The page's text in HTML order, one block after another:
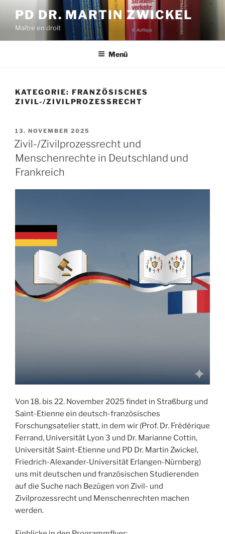
Inhalt
springen
PD DR. MARTIN ZWICKEL
Maître en droit
Menü
KATEGORIE: FRANZÖSISCHES
ZIVIL-/ZIVILPROZESSRECHT
VERÖFFENTLICHT
AM
13. NOVEMBER 2025
Zivil-/Zivilprozessrecht und
Menschenrechte in Deutschland und
Frankreich
Von 18. bis 22. November 2025 findet in Straßburg und
Saint-Etienne ein deutsch-französisches
Forschungsatelier statt, in dem wir (Prof. Dr. Frédérique
Ferrand, Universität Lyon 3 und Dr. Marianne Cottin,
Universität Saint-Etienne und PD Dr. Martin Zwickel,
Friedrich-Alexander-Universität Erlangen-Nürnberg)
uns mit deutschen und französischen Studierenden
auf die Suche nach Bezügen von Zivil- und
Zivilprozessrecht und Menschenrechten machen
werden.